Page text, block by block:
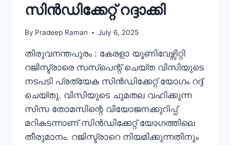
സിൻഡിക്കേറ്റ് റദ്ദാക്കി
By Pradeep Raman July 6, 2025
തിരുവനന്തപുരം : കേരളാ യൂണിവേഴ്സിറ്റി
റജിസ്ട്രാരെ സസ്പെന്റ് ചെയ്ത വിസിയുടെ
നടപടി പ്രത്യേക സിൻഡിക്കേറ്റ് യോഗം റദ്ദ്
ചെയ്തു. വിസിയുടെ ചുമതല വഹിക്കുന്ന
സിസ തോമസിന്റെ വിയോജനക്കുറിപ്പ്
മറികടന്നാണ് സിൻഡിക്കേറ്റ് യോഗത്തിലെ
തീരുമാനം. റജിസ്ട്രാറെ നിയമിക്കുന്നതിനും